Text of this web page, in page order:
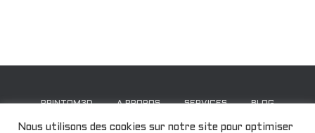
PRINTOM3D A PROPOS SERVICES BLOG
Nous utilisons des cookies sur notre site pour optimiser